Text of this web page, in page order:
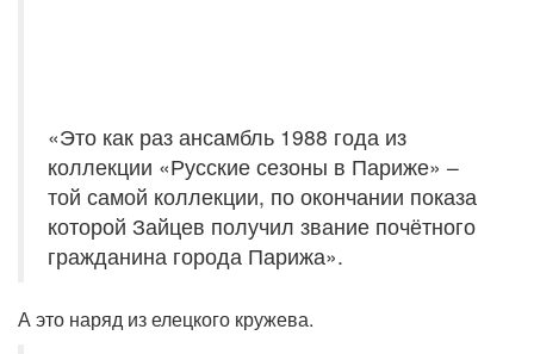
«Это как раз ансамбль 1988 года из
коллекции «Русские сезоны в Париже» –
той самой коллекции, по окончании показа
которой Зайцев получил звание почётного
гражданина города Парижа».
А это наряд из елецкого кружева.